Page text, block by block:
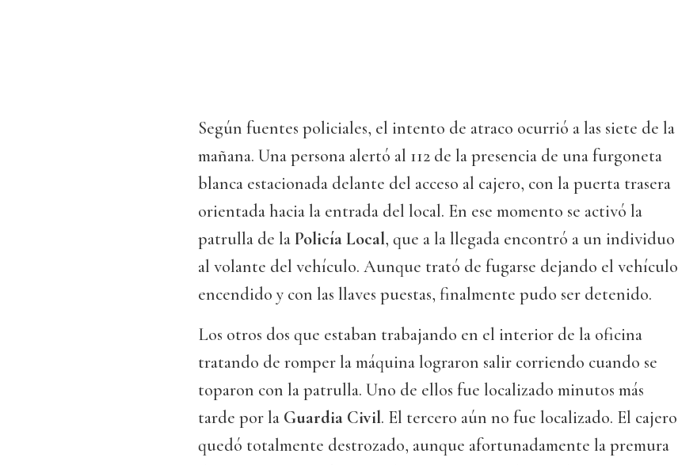
Según fuentes policiales, el intento de atraco ocurrió a las siete de la
mañana. Una persona alertó al 112 de la presencia de una furgoneta
blanca estacionada delante del acceso al cajero, con la puerta trasera
orientada hacia la entrada del local. En ese momento se activó la
patrulla de laPolicía Local, que a la llegada encontró a un individuo
al volante del vehículo. Aunque trató de fugarse dejando el vehículo
encendido y con las llaves puestas, finalmente pudo ser detenido.
Los otros dos que estaban trabajando en el interior de la oficina
tratando de romper la máquina lograron salir corriendo cuando se
toparon con la patrulla. Uno de ellos fue localizado minutos más
tarde por la Guardia Civil. El tercero aún no fue localizado. El cajero
quedó totalmente destrozado, aunque afortunadamente la premura